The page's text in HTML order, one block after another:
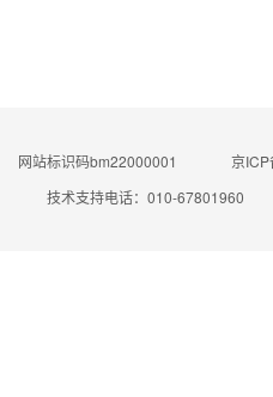
网站标识码bm22000001
京
技术支持电话：010-67801960